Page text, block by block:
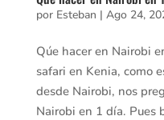
por Esteban | Ago 24,
Qúe hacer en Nairobi
safari en Kenia, como
desde Nairobi, nos
Nairobi en 1 día. Pues